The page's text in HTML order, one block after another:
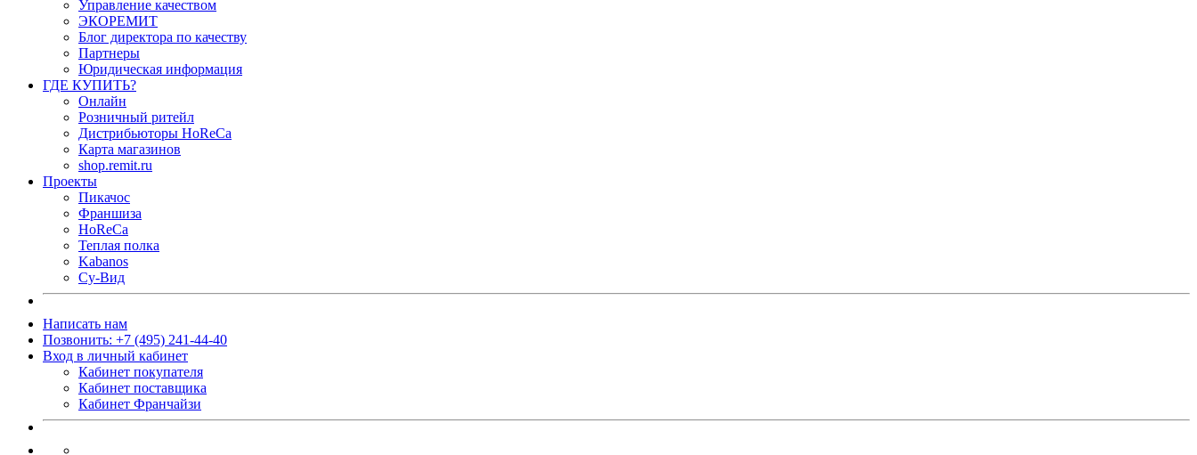
Управление качеством
ЭКОРЕМИТ
Блог директора по качеству
Партнеры
Юридическая информация
ГДЕ КУПИТЬ?
Онлайн
Розничный ритейл
Дистрибьюторы HoReCa
Карта магазинов
shop.remit.ru
Проекты
Пикачос
Франшиза
HoReCa
Теплая полка
Kabanos
Су-Вид
Написать нам
Позвонить: +7 (495) 241-44-40
Вход в личный кабинет
Кабинет покупателя
Кабинет поставщика
Кабинет Франчайзи